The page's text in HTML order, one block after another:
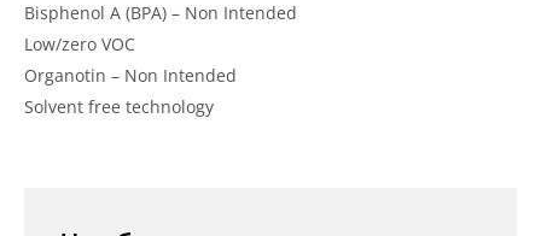
Bisphenol A (BPA) – Non Intended
Low/zero VOC
Organotin – Non Intended
Solvent free technology